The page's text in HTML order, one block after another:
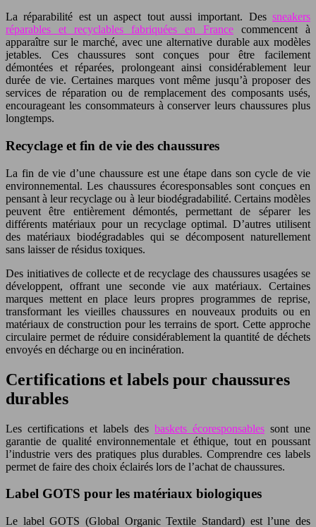
La réparabilité est un aspect tout aussi important. Des sneakers
réparables et recyclables fabriquées en France commencent à
apparaître sur le marché, avec une alternative durable aux modèles
jetables. Ces chaussures sont conçues pour être facilement
démontées et réparées, prolongeant ainsi considérablement leur
durée de vie. Certaines marques vont même jusqu’à proposer des
services de réparation ou de remplacement des composants usés,
encourageant les consommateurs à conserver leurs chaussures plus
longtemps.
Recyclage et fin de vie des chaussures
La fin de vie d’une chaussure est une étape dans son cycle de vie
environnemental. Les chaussures écoresponsables sont conçues en
pensant à leur recyclage ou à leur biodégradabilité. Certains modèles
peuvent être entièrement démontés, permettant de séparer les
différents matériaux pour un recyclage optimal. D’autres utilisent
des matériaux biodégradables qui se décomposent naturellement
sans laisser de résidus toxiques.
Des initiatives de collecte et de recyclage des chaussures usagées se
développent, offrant une seconde vie aux matériaux. Certaines
marques mettent en place leurs propres programmes de reprise,
transformant les vieilles chaussures en nouveaux produits ou en
matériaux de construction pour les terrains de sport. Cette approche
circulaire permet de réduire considérablement la quantité de déchets
envoyés en décharge ou en incinération.
Certifications et labels pour chaussures
durables
Les certifications et labels des baskets écoresponsables sont une
garantie de qualité environnementale et éthique, tout en poussant
l’industrie vers des pratiques plus durables. Comprendre ces labels
permet de faire des choix éclairés lors de l’achat de chaussures.
Label GOTS pour les matériaux biologiques
Le label GOTS (Global Organic Textile Standard) est l’une des